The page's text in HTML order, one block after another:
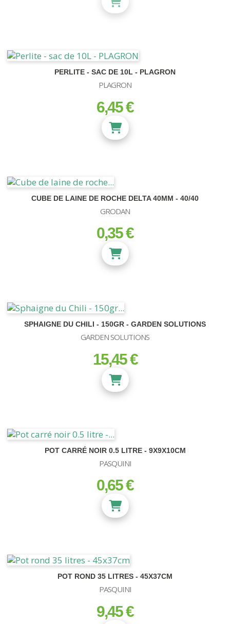
PERLITE - SAC DE 10L - PLAGRON
PLAGRON
prix
6,45 €
CUBE DE LAINE DE ROCHE DELTA 40MM - 40/40
GRODAN
prix
0,35 €
SPHAIGNE DU CHILI - 150GR - GARDEN SOLUTIONS
GARDEN SOLUTIONS
prix
15,45 €
POT CARRÉ NOIR 0.5 LITRE - 9X9X10CM
PASQUINI
prix
0,65 €
POT ROND 35 LITRES - 45X37CM
PASQUINI
prix
9,45 €